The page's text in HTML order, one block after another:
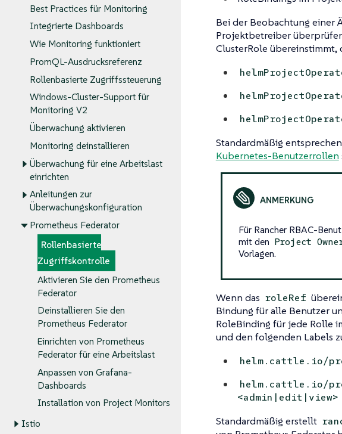
Best Practices für Monitoring
Integrierte Dashboards
Wie Monitoring funktioniert
PromQL-Ausdrucksreferenz
Rollenbasierte Zugriffssteuerung
Windows-Cluster-Support für
Monitoring V2
Überwachung aktivieren
Monitoring deinstallieren
Überwachung für eine Arbeitslast
einrichten
Anleitungen zur
Überwachungskonfiguration
Prometheus Federator
Rollenbasierte
Zugriffskontrolle
Aktivieren Sie den Prometheus
Federator
Deinstallieren Sie den
Prometheus Federator
Einrichten von Prometheus
Federator für eine Arbeitslast
Anpassen von Grafana-
Dashboards
Installation von Project Monitors
Istio
Bei der Beobachtung einer
Projektbetreiber
ClusterRole übereinstimmt,
Standardmäßig
Kubernetes-Benutzerrollen
Für Rancher RBAC-
mit den Project
Vorlagen.
Wenn das roleRef
Bindung für alle Benutzer
RoleBinding für jede Rolle
und den folgenden Labels
helm.cattle.io/
helm.cattle.io/
<admin|edit|view>
Standardmäßig erstellt